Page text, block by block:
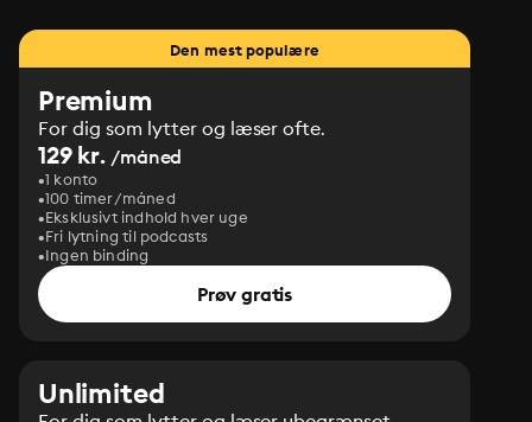
Den mest populære
Premium
For dig som lytter og læser ofte.
129 kr. /måned
1 konto
100 timer/måned
Eksklusivt indhold hver uge
Fri lytning til podcasts
Ingen binding
Prøv gratis
Unlimited